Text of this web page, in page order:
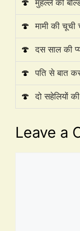
🍄 मुहल्ले की
🍄 मामी की
🍄 दस साल की
🍄 पति से बात
🍄 दो सहेलियों
Leave a